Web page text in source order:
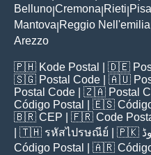
Belluno Cremona Rieti Pisa
Mantova Reggio Nell'emilia
Arezzo
🇵🇭 Kode Postal | 🇩🇪
🇸🇬 Postal Code | 🇦🇺
Postal Code | 🇿🇦 Postal
Código Postal
| 🇪🇸
🇧🇷 CEP | 🇫🇷 Code
| 🇹🇭 รหัสไปรษณีย์ | 🇵🇰
Código Postal
| 🇦🇷